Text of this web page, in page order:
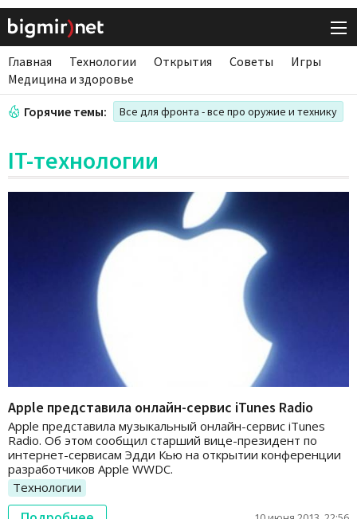
Главная Технологии Открытия Советы
Игры
Медицина и здоровье
Горячие темы: Все для фронта - все про оружие и технику
IT-технологии
Apple представила онлайн-сервис iTunes Radio
Apple представила музыкальный онлайн-сервис iTunes
Radio. Об этом сообщил старший вице-президент по
интернет-сервисам Эдди Кью на открытии конференции
разработчиков Apple WWDC.
Технологии